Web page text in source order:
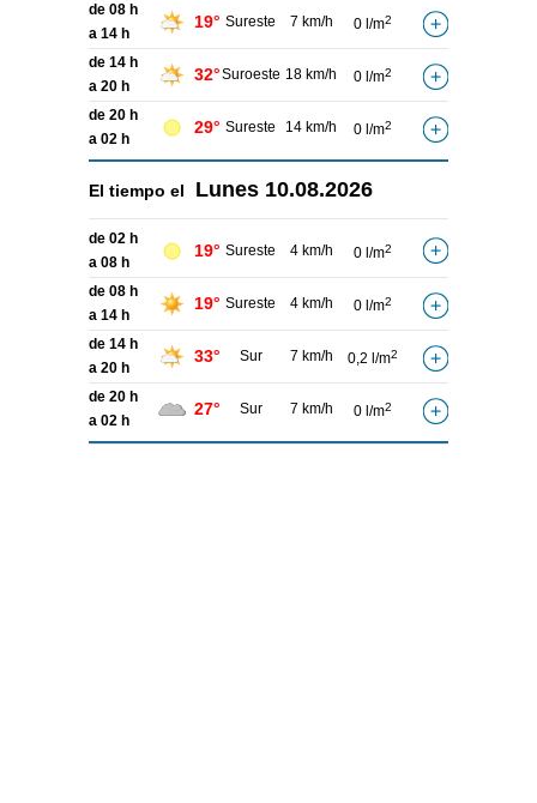
de 08 h
a 14 h
19° Sureste 7 km/h 0 l/m2
de 14 h
a 20 h
32°Suroeste 18 km/h 0 l/m2
de 20 h
a 02 h
29° Sureste 14 km/h 0 l/m2
El tiempo el Lunes 10.08.2026
de 02 h
a 08 h
19° Sureste 4 km/h 0 l/m2
de 08 h
a 14 h
19° Sureste 4 km/h 0 l/m2
de 14 h
a 20 h
33° Sur 7 km/h 0,2 l/m2
de 20 h
a 02 h
27° Sur 7 km/h 0 l/m2